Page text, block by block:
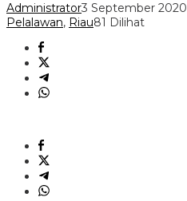
Administrator3 September 2020
Pelalawan, Riau81 Dilihat